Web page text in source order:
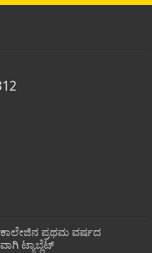
ಪ್ರಥಮ ವರ್ಷದ
ಟ್ಯಾಬ್ಲೆಟ್